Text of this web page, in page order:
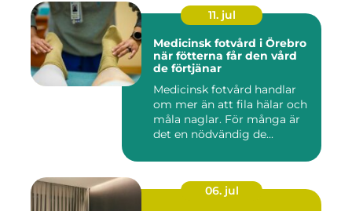
11. jul
Medicinsk fotvård i Örebro
när fötterna får den vård
de förtjänar
Medicinsk fotvård handlar
om mer än att fila hälar och
måla naglar. För många är
det en nödvändig de...
06. jul